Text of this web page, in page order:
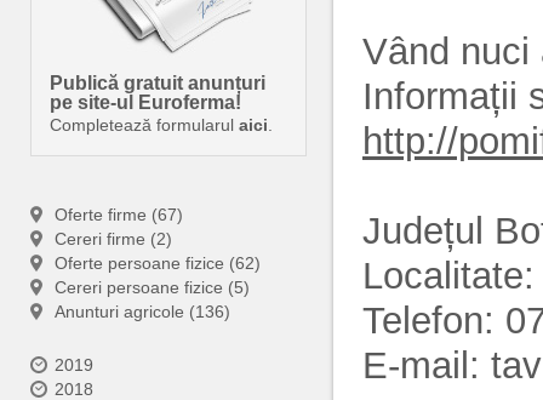
Publică gratuit anunțuri
pe site-ul Euroferma!
Completează formularul aici
Oferte firme (67)
Cereri firme (2)
Oferte persoane fizice (62)
Cereri persoane fizice (5)
Anunturi agricole (136)
2019
2018
Vând nuci
Informații
http://
Județul
Telefon:
E-mail: